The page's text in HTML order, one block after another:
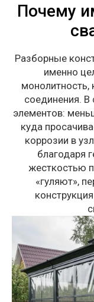
Почему
Разборные
именно
монолитность,
соединения.
элементов:
куда
коррозии в
благодаря
жесткостью
«гуляют»,